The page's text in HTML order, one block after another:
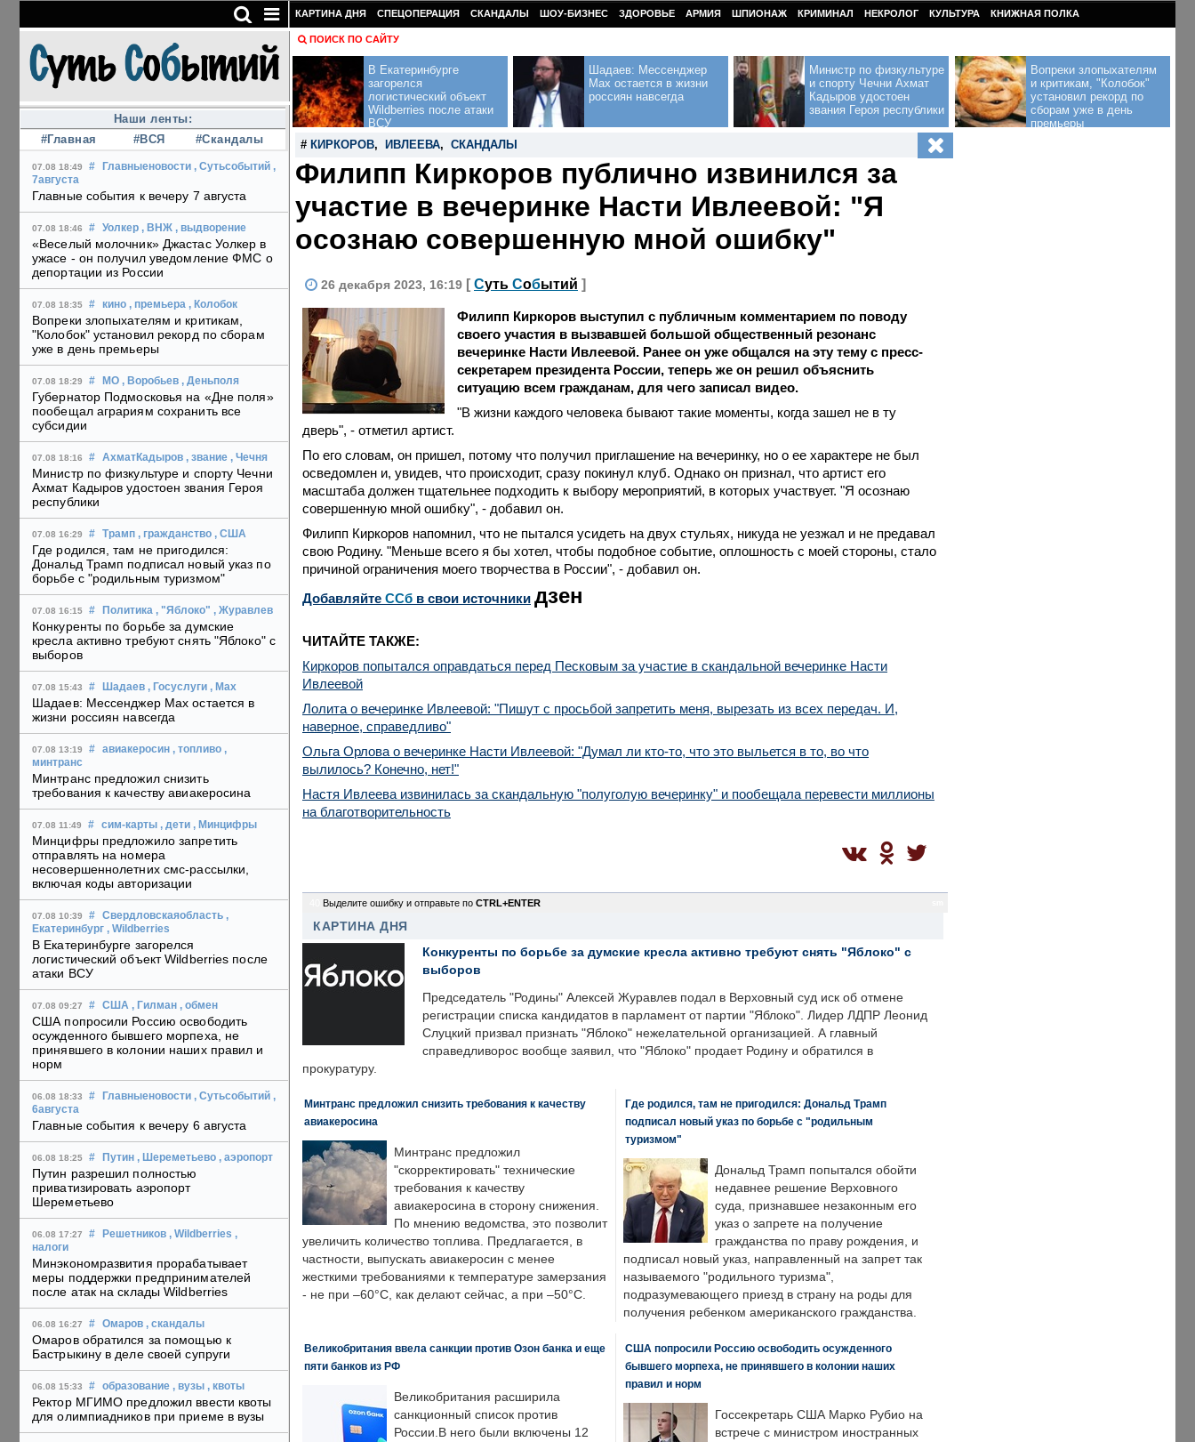
Наши ленты:
#Главная
#ВСЯ #Скандалы
07.08 18:49 # Главныеновости , Сутьсобытий ,
7августа
Главные события к вечеру 7 августа
07.08 18:46 # Уолкер , ВНЖ , выдворение
«Веселый молочник» Джастас Уолкер в
ужасе - он получил уведомление ФМС о
депортации из России
07.08 18:35 # кино , премьера , Колобок
Вопреки злопыхателям и критикам,
"Колобок" установил рекорд по сборам
уже в день премьеры
07.08 18:29 # МО , Воробьев , Деньполя
Губернатор Подмосковья на «Дне поля»
пообещал аграриям сохранить все
субсидии
07.08 18:16 # АхматКадыров , звание , Чечня
Министр по физкультуре и спорту Чечни
Ахмат Кадыров удостоен звания Героя
республики
07.08 16:29 # Трамп , гражданство , США
Где родился, там не пригодился:
Дональд Трамп подписал новый указ по
борьбе с "родильным туризмом"
07.08 16:15 # Политика , "Яблоко" , Журавлев
Конкуренты по борьбе за думские
кресла активно требуют снять "Яблоко" с
выборов
07.08 15:43 # Шадаев , Госуслуги , Max
Шадаев: Мессенджер Max остается в
жизни россиян навсегда
07.08 13:19 # авиакеросин , топливо ,
минтранс
Минтранс предложил снизить
требования к качеству авиакеросина
07.08 11:49 # сим-карты , дети , Минцифры
Минцифры предложило запретить
отправлять на номера
несовершеннолетних смс-рассылки,
включая коды авторизации
07.08 10:39 # Свердловскаяобласть ,
Екатеринбург , Wildberries
В Екатеринбурге загорелся
логистический объект Wildberries после
атаки ВСУ
07.08 09:27 # США , Гилман , обмен
США попросили Россию освободить
осужденного бывшего морпеха, не
принявшего в колонии наших правил и
норм
06.08 18:33 # Главныеновости , Сутьсобытий ,
6августа
Главные события к вечеру 6 августа
06.08 18:25 # Путин , Шереметьево , аэропорт
Путин разрешил полностью
приватизировать аэропорт
Шереметьево
06.08 17:27 # Решетников , Wildberries ,
налоги
Минэкономразвития прорабатывает
меры поддержки предпринимателей
после атак на склады Wildberries
06.08 16:27 # Омаров , скандалы
Омаров обратился за помощью к
Бастрыкину в деле своей супруги
06.08 15:33 # образование , вузы , квоты
Ректор МГИМО предложил ввести квоты
для олимпиадников при приеме в вузы
КАРТИНА ДНЯ СПЕЦОПЕРАЦИЯ СКАНДАЛЫ ШОУ-БИЗНЕС ЗДОРОВЬЕ АРМИЯ ШПИОНАЖ КРИМИНАЛ НЕКРОЛОГ КУЛЬТУРА КНИЖНАЯ ПОЛКА
ПОИСК ПО САЙТУ
В Екатеринбурге
загорелся
логистический объект
Wildberries после атаки
ВСУ
Шадаев: Мессенджер
Max остается в жизни
россиян навсегда
Министр по физкультуре
и спорту Чечни Ахмат
Кадыров удостоен
звания Героя республики
Вопреки злопыхателям
и критикам, "Колобок"
установил рекорд по
сборам уже в день
премьеры
# КИРКОРОВ, ИВЛЕЕВА, СКАНДАЛЫ
Филипп Киркоров публично извинился за
участие в вечеринке Насти Ивлеевой: "Я
осознаю совершенную мной ошибку"
26 декабря 2023, 16:19 [ Суть Событий ]
Филипп Киркоров выступил с публичным комментарием по поводу
своего участия в вызвавшей большой общественный резонанс
вечеринке Насти Ивлеевой. Ранее он уже общался на эту тему с пресс-
секретарем президента России, теперь же он решил объяснить
ситуацию всем гражданам, для чего записал видео.
"В жизни каждого человека бывают такие моменты, когда зашел не в ту
дверь", - отметил артист.
По его словам, он пришел, потому что получил приглашение на вечеринку, но о ее характере не был
осведомлен и, увидев, что происходит, сразу покинул клуб. Однако он признал, что артист его
масштаба должен тщательнее подходить к выбору мероприятий, в которых участвует. "Я осознаю
совершенную мной ошибку", - добавил он.
Филипп Киркоров напомнил, что не пытался усидеть на двух стульях, никуда не уезжал и не предавал
свою Родину. "Меньше всего я бы хотел, чтобы подобное событие, оплошность с моей стороны, стало
причиной ограничения моего творчества в России", - добавил он.
Добавляйте CСб в свои источники дзен
ЧИТАЙТЕ ТАКЖЕ:
Киркоров попытался оправдаться перед Песковым за участие в скандальной вечеринке Насти
Ивлеевой
Лолита о вечеринке Ивлеевой: "Пишут с просьбой запретить меня, вырезать из всех передач. И,
наверное, справедливо"
Ольга Орлова о вечеринке Насти Ивлеевой: "Думал ли кто-то, что это выльется в то, во что
вылилось? Конечно, нет!"
Настя Ивлеева извинилась за скандальную "полуголую вечеринку" и пообещала перевести миллионы
на благотворительность
Выделите ошибку и отправьте по CTRL+ENTER
КАРТИНА ДНЯ
Конкуренты по борьбе за думские кресла активно требуют снять "Яблоко" с
выборов
Председатель "Родины" Алексей Журавлев подал в Верховный суд иск об отмене
регистрации списка кандидатов в парламент от партии "Яблоко". Лидер ЛДПР Леонид
Слуцкий призвал признать "Яблоко" нежелательной организацией. А главный
справедливорос вообще заявил, что "Яблоко" продает Родину и обратился в
прокуратуру.
Минтранс предложил снизить требования к качеству
авиакеросина
Минтранс предложил
"скорректировать" технические
требования к качеству
авиакеросина в сторону снижения.
По мнению ведомства, это позволит
увеличить количество топлива. Предлагается, в
частности, выпускать авиакеросин с менее
жесткими требованиями к температуре замерзания
- не при –60°C, как делают сейчас, а при –50°C.
Где родился, там не пригодился: Дональд Трамп
подписал новый указ по борьбе с "родильным
туризмом"
Дональд Трамп попытался обойти
недавнее решение Верховного
суда, признавшее незаконным его
указ о запрете на получение
гражданства по праву рождения, и
подписал новый указ, направленный на запрет так
называемого "родильного туризма",
подразумевающего приезд в страну на роды для
получения ребенком американского гражданства.
Великобритания ввела санкции против Озон банка и еще
пяти банков из РФ
Великобритания расширила
санкционный список против
России.В него были включены 12
США попросили Россию освободить осужденного
бывшего морпеха, не принявшего в колонии наших
правил и норм
Госсекретарь США Марко Рубио на
встрече с министром иностранных